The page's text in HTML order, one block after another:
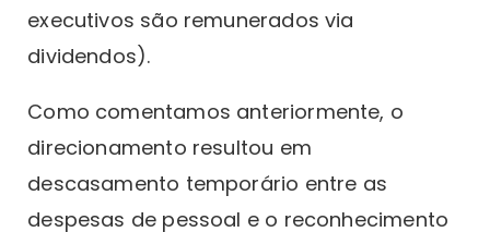
executivos são remunerados via
dividendos).
Como comentamos anteriormente, o
direcionamento resultou em
descasamento temporário entre as
despesas de pessoal e o reconhecimento